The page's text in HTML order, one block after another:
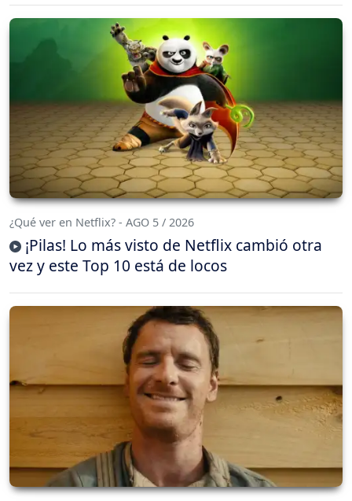
¿Qué ver en Netflix? - AGO 5 / 2026
¡Pilas! Lo más visto de Netflix cambió otra
vez y este Top 10 está de locos